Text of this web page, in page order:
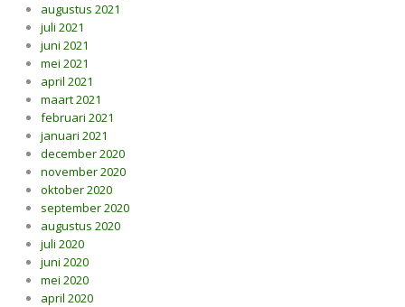
augustus 2021
juli 2021
juni 2021
mei 2021
april 2021
maart 2021
februari 2021
januari 2021
december 2020
november 2020
oktober 2020
september 2020
augustus 2020
juli 2020
juni 2020
mei 2020
april 2020